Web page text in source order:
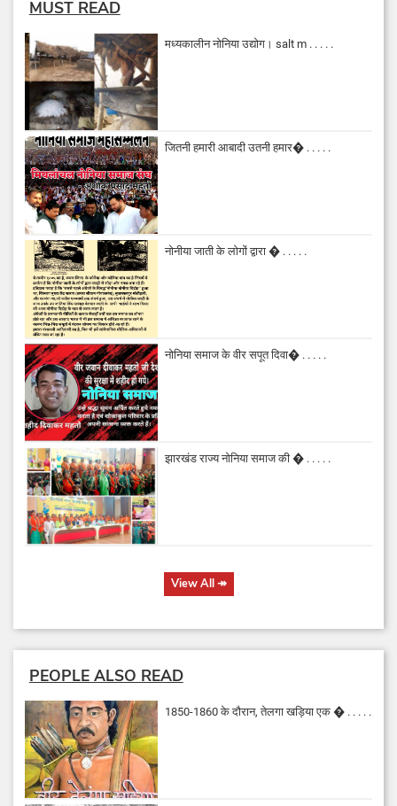
MUST READ
मध्यकालीन नोनिया उद्योग। salt m . . . . .
जितनी हमारी आबादी उतनी हमार� . . . . .
नोनीया जाती के लोगों द्वारा � . . . . .
नोनिया समाज के वीर सपूत दिवा� . . . . .
झारखंड राज्य नोनिया समाज की � . . . . .
View All↠
PEOPLE ALSO READ
1850-1860 के दौरान, तेलगा खड़िया एक � . . . . .